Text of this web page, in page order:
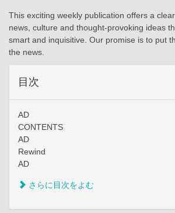
This exciting weekly publication offers a
news, culture and thought-provoking ideas
smart and inquisitive. Our promise is to put
the news.
目次
AD
CONTENTS
AD
Rewind
AD
さらに目次をよむ